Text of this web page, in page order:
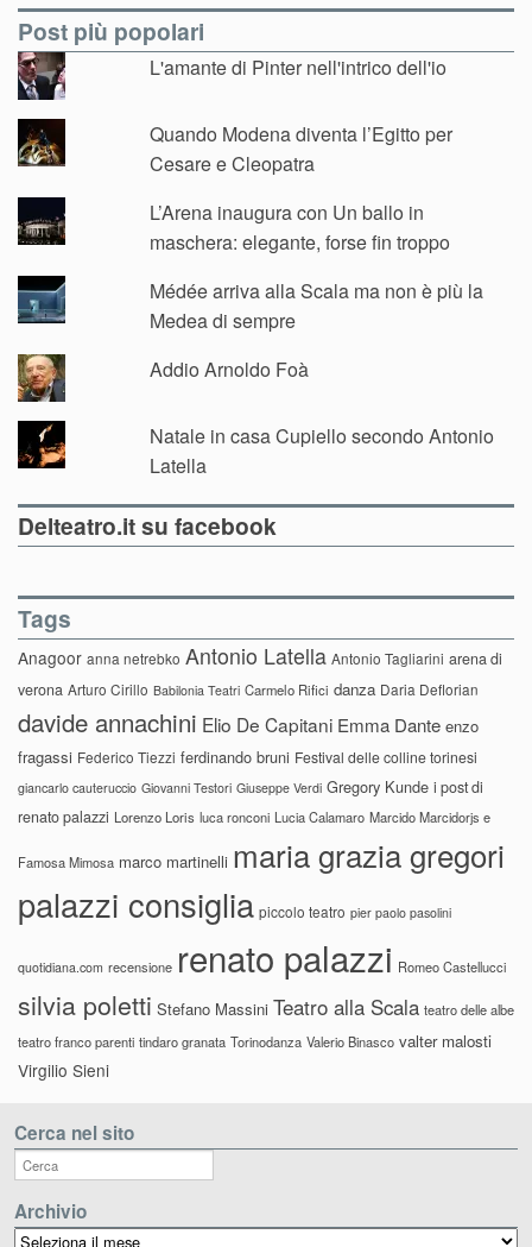
Post più popolari
L'amante di Pinter nell'intrico dell'io
Quando Modena diventa l’Egitto per
Cesare e Cleopatra
L’Arena inaugura con Un ballo in
maschera: elegante, forse fin troppo
Médée arriva alla Scala ma non è più la
Medea di sempre
Addio Arnoldo Foà
Natale in casa Cupiello secondo Antonio
Latella
Delteatro.it su facebook
Tags
Anagoor anna netrebko Antonio Latella Antonio Tagliarini arena di
verona Arturo Cirillo Babilonia Teatri Carmelo Rifici danza Daria Deflorian
davide annachini Elio De Capitani Emma Dante enzo
fragassi Federico Tiezzi ferdinando bruni Festival delle colline torinesi
giancarlo cauteruccio Giovanni Testori Giuseppe Verdi Gregory Kunde i post di
renato palazzi Lorenzo Loris luca ronconi Lucia Calamaro Marcido Marcidorjs e
Famosa Mimosa marco martinelli maria grazia gregori
palazzi consiglia piccolo teatro pier paolo pasolini
quotidiana.com recensione renato palazzi Romeo Castellucci
silvia poletti Stefano Massini Teatro alla Scala teatro delle albe
teatro franco parenti tindaro granata Torinodanza Valerio Binasco valter malosti
Virgilio Sieni
Cerca nel sito
Archivio
Archivio